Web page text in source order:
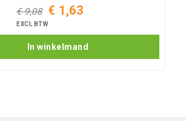
€ 9,08 € 1,63
EXCL BTW
In winkelmand